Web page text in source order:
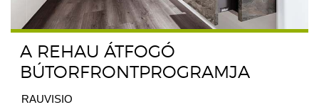
A REHAU ÁTFOGÓ
BÚTORFRONTPROGRAMJA
RAUVISIO